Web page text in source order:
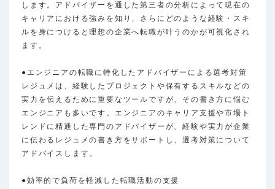
します。アドバイザーを通した第三者の分析によって現在の
キャリアにおける強みを知り、さらにどのような経験・スキ
ルを身につけると理想の企業へ転職が叶うのかが可視化され
ます。
●エンジニアの転職に特化したアドバイザーによる選考対策
レジュメは、経験したプロジェクトや保有するスキルなどの
実力を伝えるために重要なツールですが、その書き方に悩む
エンジニアも多いです。エンジニアのキャリア支援や市場ト
レンドに精通した専門のアドバイザーが、経験や実力が企業
に伝わるレジュメの書き方をサポートし、選考対策について
アドバイスします。
●効率的で負荷を軽減した転職活動の支援